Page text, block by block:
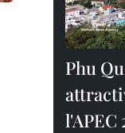
Phu
l'APEC